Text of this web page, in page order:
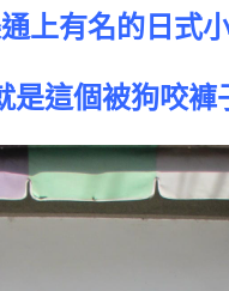
上有名的日式
是這個被狗咬褲